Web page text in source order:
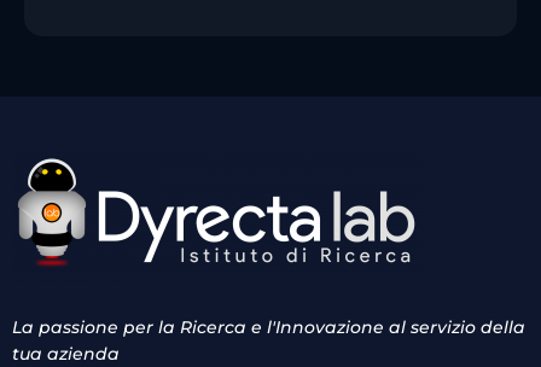
La passione per la Ricerca e l'Innovazione al servizio della
tua azienda